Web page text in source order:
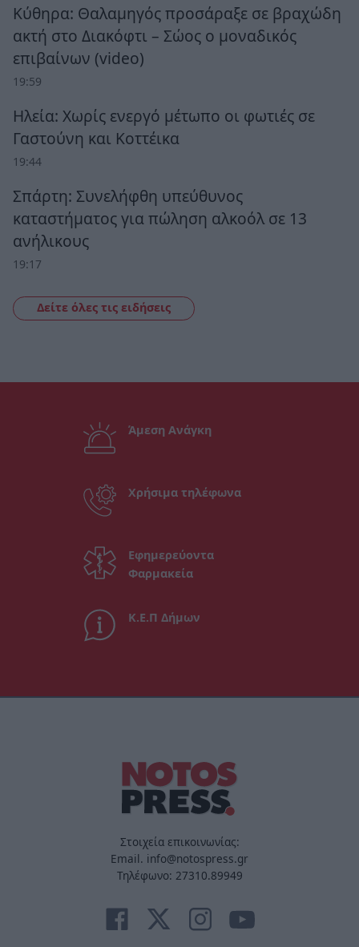
Κύθηρα: Θαλαμηγός προσάραξε σε βραχώδη
ακτή στο Διακόφτι – Σώος ο μοναδικός
επιβαίνων (video)
19:59
Ηλεία: Χωρίς ενεργό μέτωπο οι φωτιές σε
Γαστούνη και Κοττέικα
19:44
Σπάρτη: Συνελήφθη υπεύθυνος
καταστήματος για πώληση αλκοόλ σε 13
ανήλικους
19:17
Δείτε όλες τις ειδήσεις
Άμεση Ανάγκη
Χρήσιμα τηλέφωνα
Εφημερεύοντα
Φαρμακεία
Κ.Ε.Π Δήμων
Στοιχεία επικοινωνίας:
Email. info@notospress.gr
Τηλέφωνο: 27310.89949